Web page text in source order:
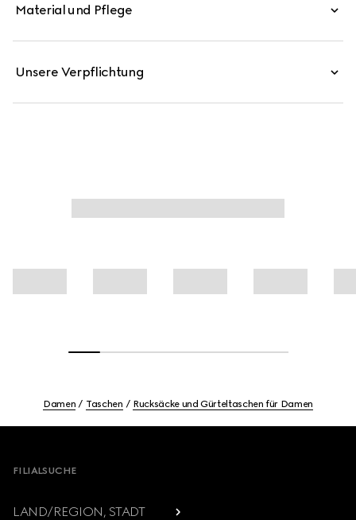
Material und Pflege
Unsere Verpflichtung
Damen Taschen Rucksäcke und Gürteltaschen für Damen
FILIALSUCHE
LAND/REGION, STADT